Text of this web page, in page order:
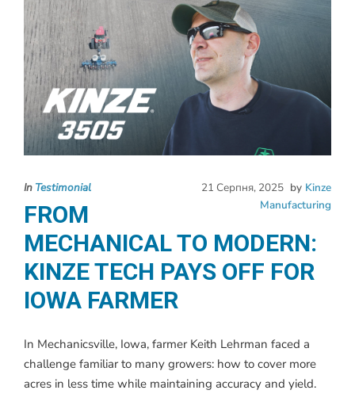
21 Серпня, 2025 by Kinze
Manufacturing
In Testimonial
FROM
MECHANICAL TO MODERN:
KINZE TECH PAYS OFF FOR
IOWA FARMER
In Mechanicsville, Iowa, farmer Keith Lehrman faced a
challenge familiar to many growers: how to cover more
acres in less time while maintaining accuracy and yield.